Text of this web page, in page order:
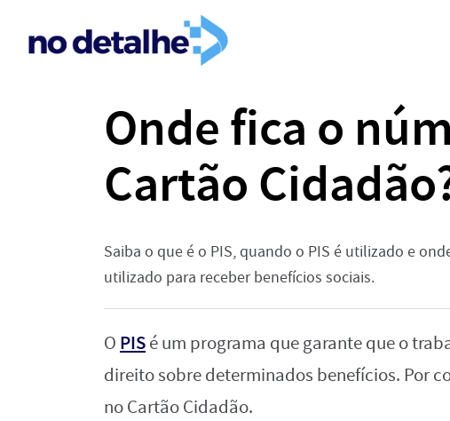
Onde fica o
Cartão
Saiba o que é o PIS, quando o PIS é utilizado e
utilizado para receber benefícios sociais.
O PISé um programa que garante que o
direito sobre determinados benefícios. Por
no Cartão Cidadão.